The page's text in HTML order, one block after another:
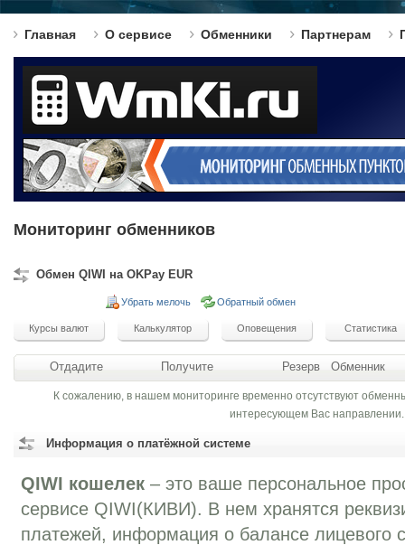
Главная О сервисе Обменники Партнерам
Мониторинг обменников
Обмен QIWI на OKPay EUR
Убрать мелочь Обратный обмен
Отдадите Получите Резерв Обменник
К сожалению, в нашем мониторинге временно отсутствуют
интересующем Вас направлении.
Информация о платёжной системе
QIWI кошелек – это ваше персональное
сервисе QIWI(КИВИ). В нем хранятся
платежей, информация о балансе лицевого